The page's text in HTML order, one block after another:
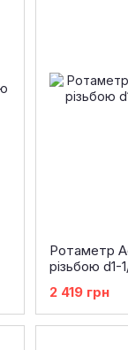
Ротаметр
різьбою
2 419 грн